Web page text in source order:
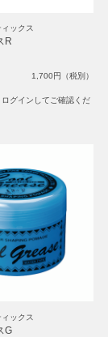
ックス
R
1,700円（税別）
ログインしてご確認くだ
ックス
G